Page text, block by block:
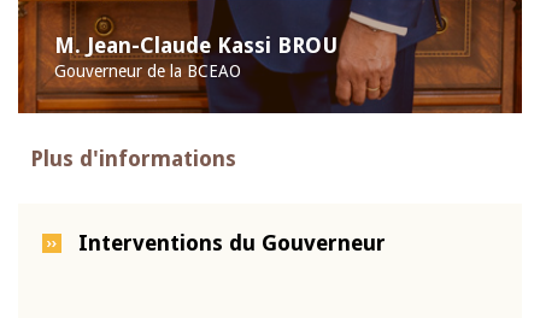
M. Jean-Claude Kassi BROU
Gouverneur de la BCEAO
Plus d'informations
Interventions du Gouverneur